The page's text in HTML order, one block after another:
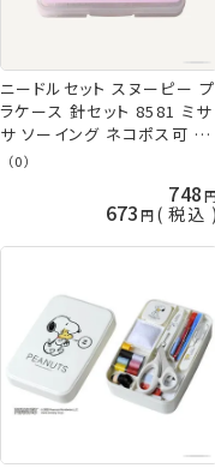
ニードルセット スヌーピー プ
ラケース 針セット 8581 ミサ
サ ソーイング ネコポス可 手
芸の山久
（0）
748
673 税込